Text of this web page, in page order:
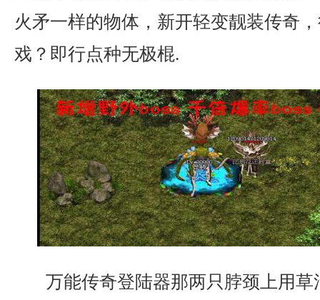
火矛一样的物体，新开轻变靓装传奇
戏？即行点种无极棍.
万能传奇登陆器那两只脖颈上用